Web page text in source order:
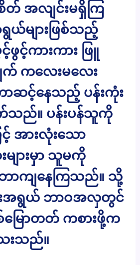
တ် အလျင်းမရှိကြ
ယ်များဖြစ်သည့်
ဖွင့်ကားကား ဖြူ
ကလေးမလေး
ဆင့်နေသည့် ပန်းကုံး
ည်။ ပန်းပန်သူကို
အားလုံးသော
ျားမှာ သူမကို
ာကျနေကြသည်။ သို့
အရွယ် ဘာဝအလှတွင်
မြောတတ် ကစားဖို့က
းသည်။